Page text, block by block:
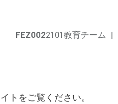
FEZ0022101教育チーム |
トをご覧ください。